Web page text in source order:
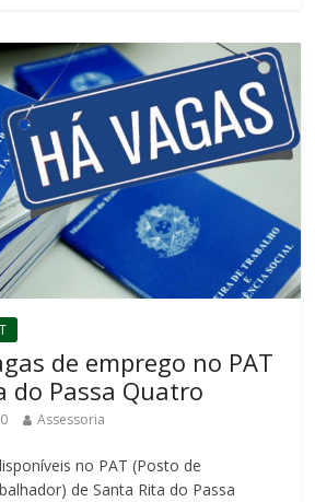
de emprego no PAT
do Passa Quatro
Assessoria
no PAT (Posto de
de Santa Rita do Passa